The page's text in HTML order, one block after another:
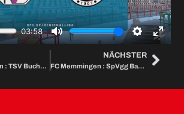
03:58
Mute Settings
FC Memmingen : TSV Buchbach
NÄCHSTER
FC Memmingen : SpVgg Bayreuth